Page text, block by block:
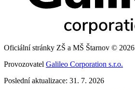
Oficiální stránky ZŠ a MŠ Štarnov © 2026
Provozovatel Galileo Corporation s.r.o.
Poslední aktualizace: 31. 7. 2026